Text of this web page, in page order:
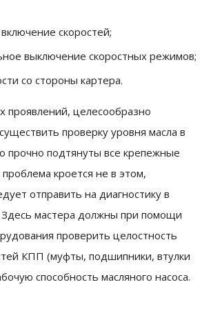
скоростей;
выключение скоростных режимов;
со стороны картера.
проявлений, целесообразно
проверку уровня масла в
прочно подтянуты все крепежные
кроется не в этом,
отправить на диагностику в
мастера должны при помощи
проверить целостность
КПП (муфты, подшипники, втулки
способность масляного насоса.